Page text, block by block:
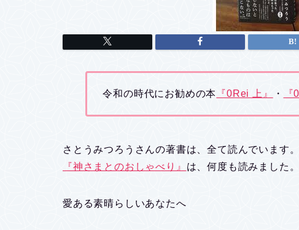
令和の時代にお勧めの本 『0Rei 上』 ・ 『
さとうみつろうさんの著書は、全て読んでいます。
『神さまとのおしゃべり』 は、何度も読みました。
愛ある素晴らしいあなたへ